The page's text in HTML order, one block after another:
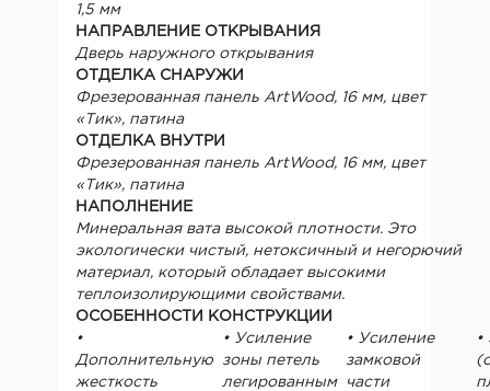
1,5 мм
НАПРАВЛЕНИЕ ОТКРЫВАНИЯ
Дверь наружного открывания
ОТДЕЛКА СНАРУЖИ
Фрезерованная панель ArtWood, 16 мм, цвет
«Тик», патина
ОТДЕЛКА ВНУТРИ
Фрезерованная панель ArtWood, 16 мм, цвет
«Тик», патина
НАПОЛНЕНИЕ
Минеральная вата высокой плотности. Это
экологически чистый, нетоксичный и негорючий
материал, который обладает высокими
теплоизолирующими свойствами.
ОСОБЕННОСТИ КОНСТРУКЦИИ
•
Дополнительную
жесткость
• Усиление
зоны петель
легированным
• Усиление
замковой
части
•